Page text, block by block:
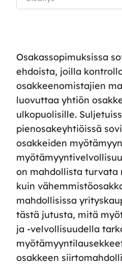
Osakassopimuksissa
ehdoista, joilla
osakkeenomistajien
luovuttaa yhtiön
ulkopuolisille.
pienosakeyhtiöissä
osakkeiden
on mahdollista turvata
kuin
mahdollisissa
tästä jutusta, mitä
ja -velvollisuudella
osakkeen